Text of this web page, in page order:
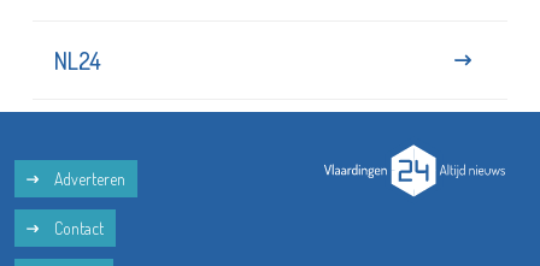
NL24
Adverteren
Contact